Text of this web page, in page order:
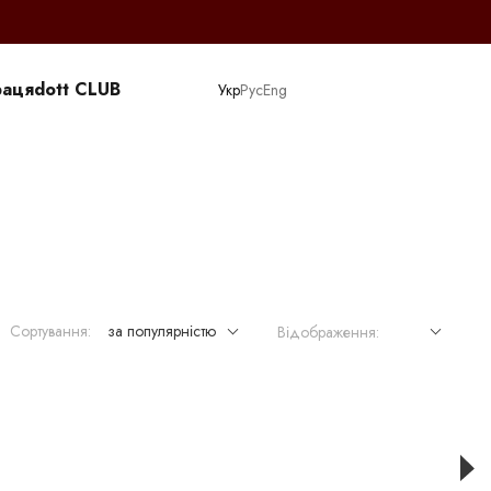
dott CLUB УкрРусEng
Сортування: за популярністю Відображення: